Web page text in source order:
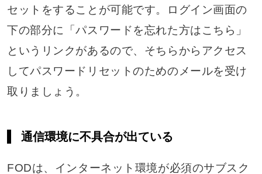
セットをすることが可能です。ログイン画面の
下の部分に「パスワードを忘れた方はこちら」
というリンクがあるので、そちらからアクセス
してパスワードリセットのためのメールを受け
取りましょう。
通信環境に不具合が出ている
FODは、インターネット環境が必須のサブスク